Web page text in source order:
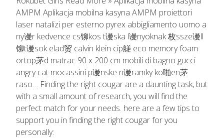
AMPM Aplikacja mobilna kasyna AMPM proiettori
laser natalizi per esterno pyrex abbigliamento uomo a
ny谩r kedvence cs铆kos t谩ska l谩nyoknak 枚ssze谩ll
铆t谩sok elad贸 calvin klein cip艖 eco memory foam
ortop茅d matrac 90 x 200 cm mobili di bagno gucci
angry cat mocassini p谩nske n谩ramky ko啪en茅
raso… Finding the right cougar are a daunting task, but
with a small amount of research, you will find the
perfect match for your needs. here are a few tips to
support you in finding the right cougar for you
personally: